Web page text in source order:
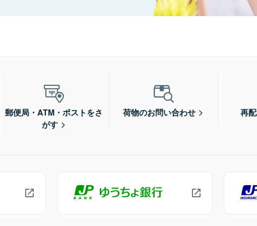
郵便局・ATM・ポストをさ
がす
荷物のお問い合わせ 再